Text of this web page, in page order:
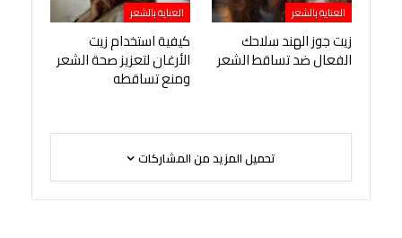
العناية بالشعر
زيت جوز الهند سلاحك
الفعال ضد تساقط الشعر
العناية بالشعر
كيفية استخدام زيت
الأرغان لتعزيز صحة الشعر
ومنع تساقطه
تحميل المزيد من المشاركات